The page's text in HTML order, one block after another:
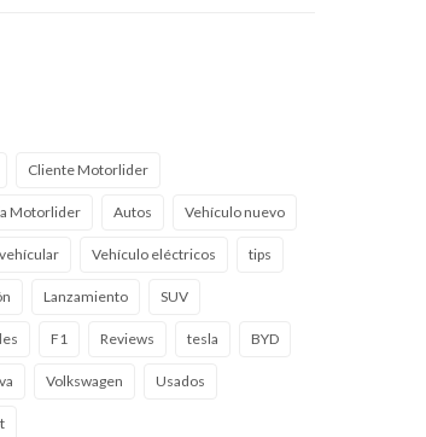
Cliente Motorlider
Motorlider Autos Vehículo nuevo
Vehículo eléctricos tips
Lanzamiento SUV
F1 Reviews tesla BYD
Volkswagen Usados